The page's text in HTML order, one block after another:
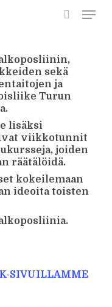
sekä
ja
Turun
lisäksi
viikkotunnit
joiden
räätälöidä.
kokeilemaan
ideoita toisten
SIVUILLAMME